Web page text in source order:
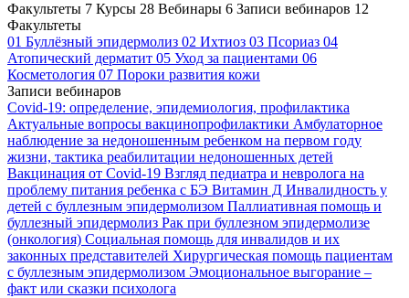
Факультеты 7 Курсы 28 Вебинары 6 Записи вебинаров 12
Факультеты
01 Буллёзный эпидермолиз 02 Ихтиоз 03 Псориаз 04
Атопический дерматит 05 Уход за пациентами 06
Косметология 07 Пороки развития кожи
Записи вебинаров
Covid-19: определение, эпидемиология, профилактика
Актуальные вопросы вакцинопрофилактики Амбулаторное
наблюдение за недоношенным ребенком на первом году
жизни, тактика реабилитации недоношенных детей
Вакцинация от Covid-19 Взгляд педиатра и невролога на
проблему питания ребенка с БЭ Витамин Д Инвалидность у
детей с буллезным эпидермолизом Паллиативная помощь и
буллезный эпидермолиз Рак при буллезном эпидермолизе
(онкология) Социальная помощь для инвалидов и их
законных представителей Хирургическая помощь пациентам
с буллезным эпидермолизом Эмоциональное выгорание –
факт или сказки психолога